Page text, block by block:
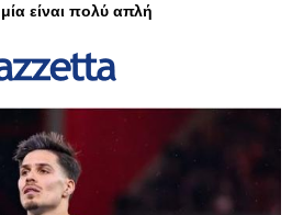
είναι πολύ απλή